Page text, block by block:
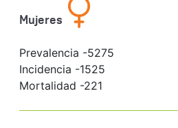
Mujeres
Prevalencia -5275
Incidencia -1525
Mortalidad -221